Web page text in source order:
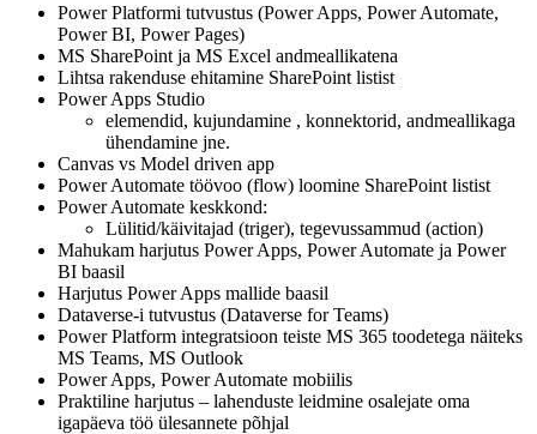
Power Platformi tutvustus (Power Apps, Power Automate,
Power BI, Power Pages)
MS SharePoint ja MS Excel andmeallikatena
Lihtsa rakenduse ehitamine SharePoint listist
Power Apps Studio
elemendid, kujundamine , konnektorid, andmeallikaga
ühendamine jne.
Canvas vs Model driven app
Power Automate töövoo (flow) loomine SharePoint listist
Power Automate keskkond:
Lülitid/käivitajad (triger), tegevussammud (action)
Mahukam harjutus Power Apps, Power Automate ja Power
BI baasil
Harjutus Power Apps mallide baasil
Dataverse-i tutvustus (Dataverse for Teams)
Power Platform integratsioon teiste MS 365 toodetega näiteks
MS Teams, MS Outlook
Power Apps, Power Automate mobiilis
Praktiline harjutus – lahenduste leidmine osalejate oma
igapäeva töö ülesannete põhjal